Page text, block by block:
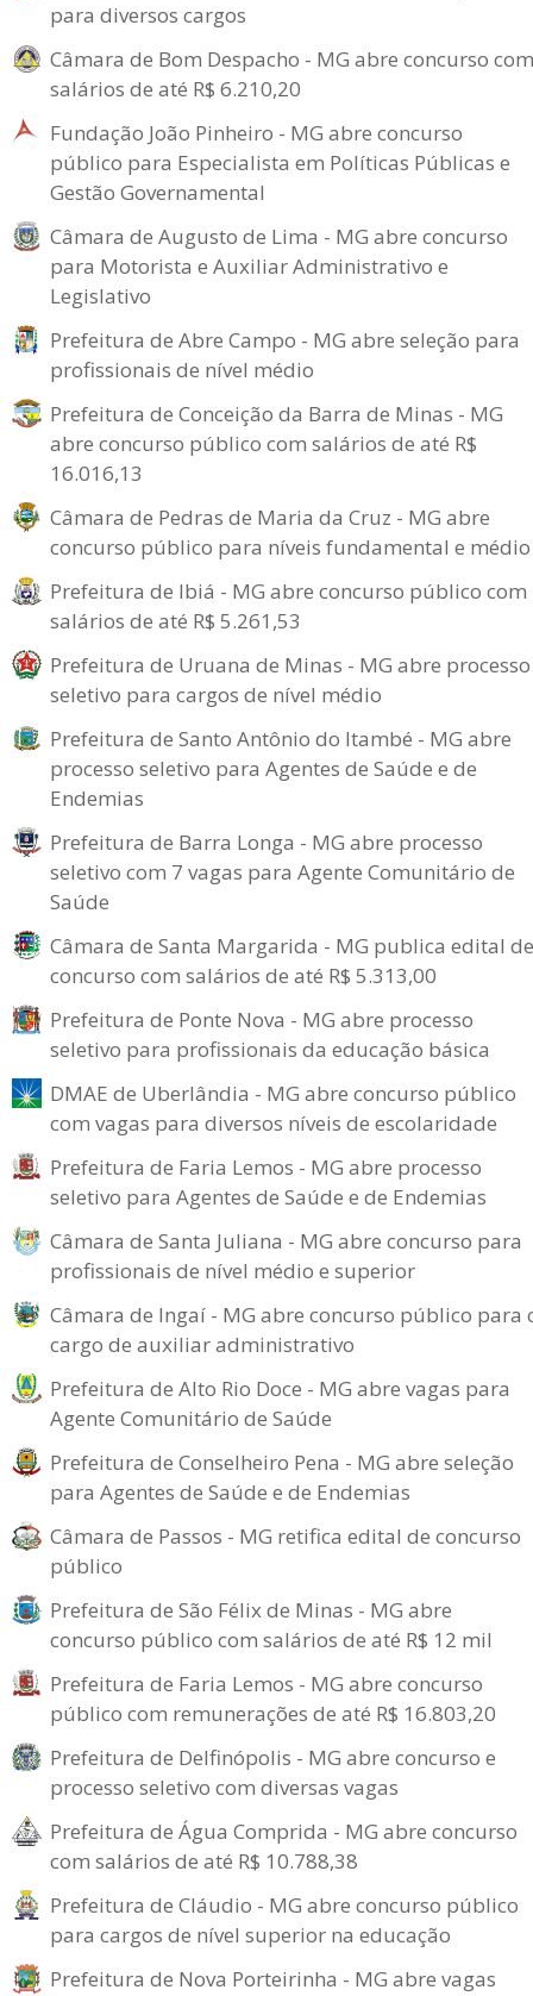
para diversos cargos
Câmara de Bom Despacho - MG abre concurso com
salários de até R$ 6.210,20
Fundação João Pinheiro - MG abre concurso
público para Especialista em Políticas Públicas e
Gestão Governamental
Câmara de Augusto de Lima - MG abre concurso
para Motorista e Auxiliar Administrativo e
Legislativo
Prefeitura de Abre Campo - MG abre seleção para
profissionais de nível médio
Prefeitura de Conceição da Barra de Minas - MG
abre concurso público com salários de até R$
16.016,13
Câmara de Pedras de Maria da Cruz - MG abre
concurso público para níveis fundamental e médio
Prefeitura de Ibiá - MG abre concurso público com
salários de até R$ 5.261,53
Prefeitura de Uruana de Minas - MG abre processo
seletivo para cargos de nível médio
Prefeitura de Santo Antônio do Itambé - MG abre
processo seletivo para Agentes de Saúde e de
Endemias
Prefeitura de Barra Longa - MG abre processo
seletivo com 7 vagas para Agente Comunitário de
Saúde
Câmara de Santa Margarida - MG publica edital de
concurso com salários de até R$ 5.313,00
Prefeitura de Ponte Nova - MG abre processo
seletivo para profissionais da educação básica
DMAE de Uberlândia - MG abre concurso público
com vagas para diversos níveis de escolaridade
Prefeitura de Faria Lemos - MG abre processo
seletivo para Agentes de Saúde e de Endemias
Câmara de Santa Juliana - MG abre concurso para
profissionais de nível médio e superior
Câmara de Ingaí - MG abre concurso público para
cargo de auxiliar administrativo
Prefeitura de Alto Rio Doce - MG abre vagas para
Agente Comunitário de Saúde
Prefeitura de Conselheiro Pena - MG abre seleção
para Agentes de Saúde e de Endemias
Câmara de Passos - MG retifica edital de concurso
público
Prefeitura de São Félix de Minas - MG abre
concurso público com salários de até R$ 12 mil
Prefeitura de Faria Lemos - MG abre concurso
público com remunerações de até R$ 16.803,20
Prefeitura de Delfinópolis - MG abre concurso e
processo seletivo com diversas vagas
Prefeitura de Água Comprida - MG abre concurso
com salários de até R$ 10.788,38
Prefeitura de Cláudio - MG abre concurso público
para cargos de nível superior na educação
Prefeitura de Nova Porteirinha - MG abre vagas